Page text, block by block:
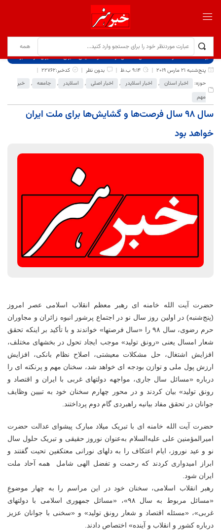
برگ نخست نوشته‌ها
سال ۹۸ سال فرصت‌ها و گشایش‌ها برای ملت ایران خواهد بود
پنج‌شنبه 21 مارس 2019
9:14 ب.ظ بدون نظر
کدخبر:22762
حوزه:
اخبار استان , اخبار اسلایدر , اخبار اصلی , اسلایدر , جامعه ,
خبر
مهم
سال ۹۸ سال فرصت‌ها و گشایش‌ها برای ملت ایران
خواهد بود
حضرت آیت الله خامنه ای رهبر معظم انقلاب اسلامی عصر امروز
(پنج‌شنبه) در اولین روز سال نو در اجتماع پرشور انبوه زائران و مجاوران
حرم رضوی، سال ۹۸ را «سال فرصتها» خواندند و با تأکید بر اینکه تحقق
شعار امسال یعنی «رونق تولید» موجب ایجاد تحول در بخشهای مختلف،
افزایش اشتغال، حل مشکلات معیشتی، اصلاح نظام بانکی، افزایش
ارزش پول ملی و توازن بودجه ای خواهد شد، سخنان مهم و پرنکته ای را
درباره «مسائل سال جاری، مواجهه دولتهای غربی با ایران و اقتصاد و
رونق تولید» بیان کردند و در محور چهارم سخنان خود به تبیین وظایف
جوانان در تحقق مفاد بیانیه راهبردی گام دوم پرداختند.
حضرت آیت الله خامنه ای با تبریک میلاد مبارک پیشوای عدالت حضرت
امیرالمؤمنین علی علیه‌السلام به‌عنوان نوروز حقیقی و تبریک حلول سال
نو و عید نوروز، ایام اعتکاف را به دلهای نورانی معتکفین تحیت گفتند و
ابراز امیدواری کردند که رحمت و تفضل الهی شامل همه آحاد ملت
ایران شود.
رهبر انقلاب اسلامی، سخنان خود در این مراسم را به چهار موضوعِ
«مسائل مربوط به سال ۹۸»، «مسائل جمهوری اسلامی با دولتهای
غربی»، «مسئله اقتصاد و شعار رونق تولید» و «سخنی با جوانان عزیز
درباره کشور و انقلاب و آینده» اختصاص دادند.